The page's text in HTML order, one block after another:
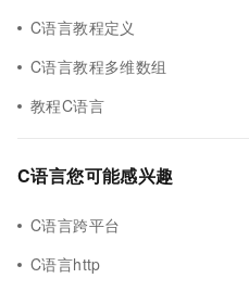
C语言教程定义
C语言教程多维数组
教程C语言
C语言您可能感兴趣
C语言跨平台
C语言http